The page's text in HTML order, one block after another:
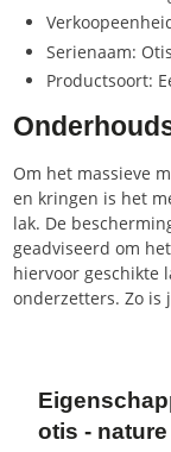
Serienaam: Otis
Productsoort:
Om het massieve
en kringen is het
lak. De
geadviseerd om
hiervoor geschikte
onderzetters. Zo is
otis -